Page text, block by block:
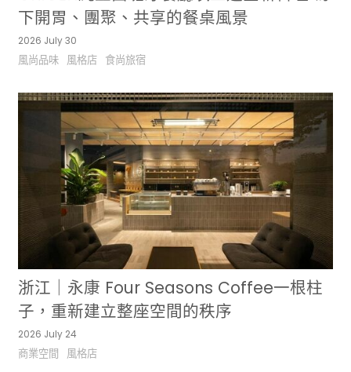
下開胃、團聚、共享的餐桌風景
2026 July 30
風尚品味 風格店 食尚旅宿
浙江｜永康 Four Seasons Coffee一根柱
子，重新建立整座空間的秩序
2026 July 24
商業空間 風格店